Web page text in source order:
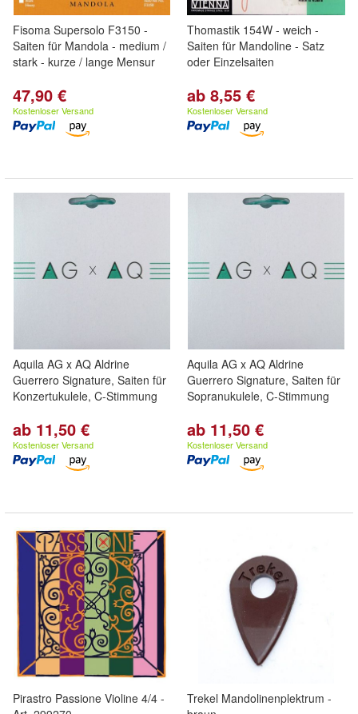
Fisoma Supersolo F3150 -
Saiten für Mandola - medium /
stark - kurze / lange Mensur
47,90 €
Kostenloser Versand
Thomastik 154W - weich -
Saiten für Mandoline - Satz
oder Einzelsaiten
ab 8,55 €
Kostenloser Versand
Aquila AG x AQ Aldrine
Guerrero Signature, Saiten für
Konzertukulele, C-Stimmung
ab 11,50 €
Kostenloser Versand
Aquila AG x AQ Aldrine
Guerrero Signature, Saiten für
Sopranukulele, C-Stimmung
ab 11,50 €
Kostenloser Versand
Pirastro Passione Violine 4/4 -
Trekel Mandolinenplektrum -